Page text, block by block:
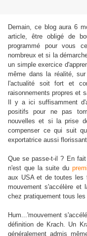
Demain, ce blog aura 6
article, être obligé de
programmé pour vous
nombreux et si la
un simple exercice
même dans la réalité,
l'actualité soit fort et
raisonnements propres et
Il y a ici suffisamment
positifs pour ne pas
nouvelles et si la prise
compenser ce qui suit
exportatrice aussi
Que se passe-t-il ? En
n'est que la suite du
aux USA et de toutes les
mouvement s'accélère
chez pratiquement tous
Hum...'mouvement
définition de Krach. Un
généralement admis